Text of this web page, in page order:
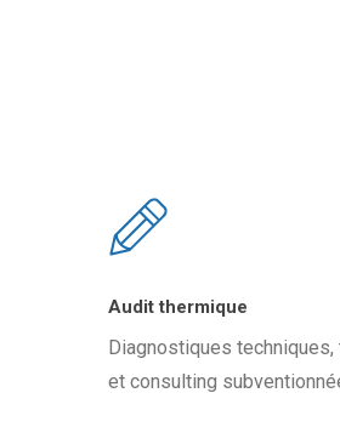
Audit thermique
Diagnostiques
et consulting